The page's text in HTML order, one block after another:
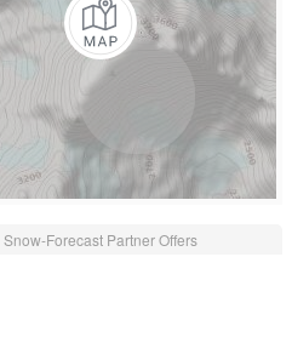
Snow-Forecast Partner Offers